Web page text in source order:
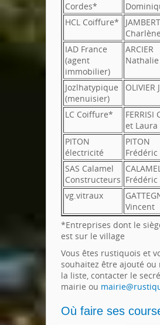
Cordes*
HCL Coiffure*
JAMBERT
Charlène
IAD France
(agent
immobilier)
ARCIER
Nathalie
Jozlhatypique
(menuisier)
OLIVIER
LC Coiffure*
FERRISI
et Laura
PITON
électricité
PITON
Frédéric
SAS Calamel
Constructeurs Frédéric
vg.vitraux
Vincent
*Entreprises dont le
est sur le village
Vous êtes rustiquois et
souhaitez être ajouté ou
la liste, contacter le
mairie ou
Où faire ses